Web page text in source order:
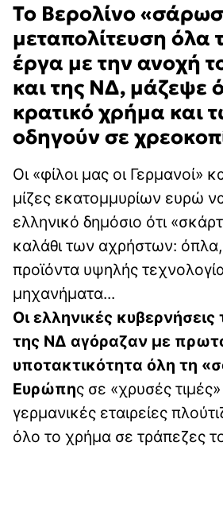
Το Βερολίνο
μεταπολίτευση όλα
έργα με την ανοχή
και της ΝΔ, μάζεψε
κρατικό χρήμα και
οδηγούν σε
Οι «φίλοι μας οι Γερμανοί»
μίζες εκατομμυρίων ευρώ
ελληνικό δημόσιο ότι
καλάθι των αχρήστων:
προϊόντα υψηλής
μηχανήματα...
Οι ελληνικές
της ΝΔ αγόραζαν με
υποτακτικότητα όλη τη
Ευρώπης σε «χρυσές τιμές»
γερμανικές εταιρείες
όλο το χρήμα σε τράπεζες